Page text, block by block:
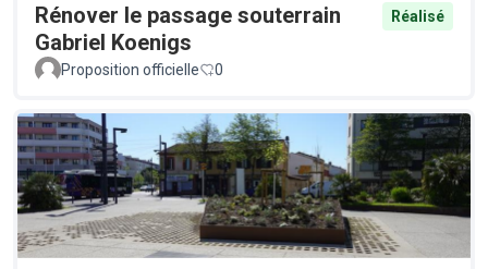
Rénover le passage souterrain
Gabriel Koenigs
Réalisé
Proposition officielle 0